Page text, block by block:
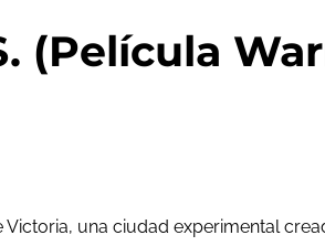
(Película
una ciudad experimental